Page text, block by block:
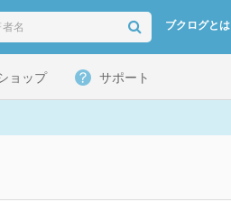
ブクログとは
ョップ サポート